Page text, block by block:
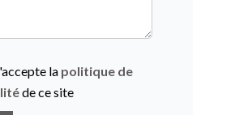
la politique de
de ce site